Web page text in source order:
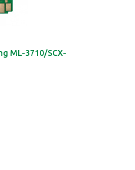
ML-3710/SCX-